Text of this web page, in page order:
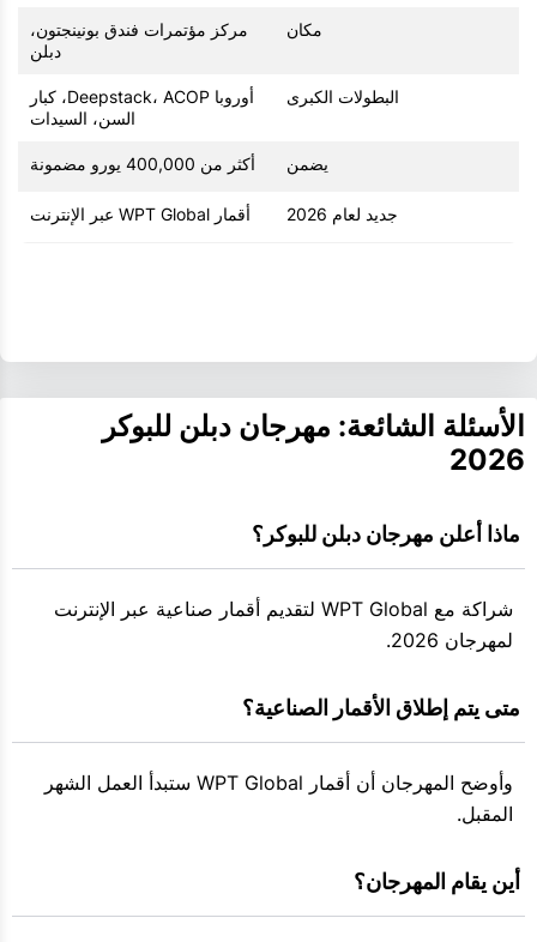
مكان
مركز مؤتمرات فندق بونينجتون،
دبلن
البطولات الكبرى
أوروبا Deepstack، ACOP، كبار
السن، السيدات
يضمن أكثر من 400,000 يورو مضمونة
جديد لعام 2026 أقمار WPT Global عبر الإنترنت
الأسئلة الشائعة: مهرجان دبلن للبوكر
2026
شراكة مع WPT Global لتقديم أقمار صناعية عبر الإنترنت
لمهرجان 2026.
وأوضح المهرجان أن أقمار WPT Global ستبدأ العمل الشهر
المقبل.